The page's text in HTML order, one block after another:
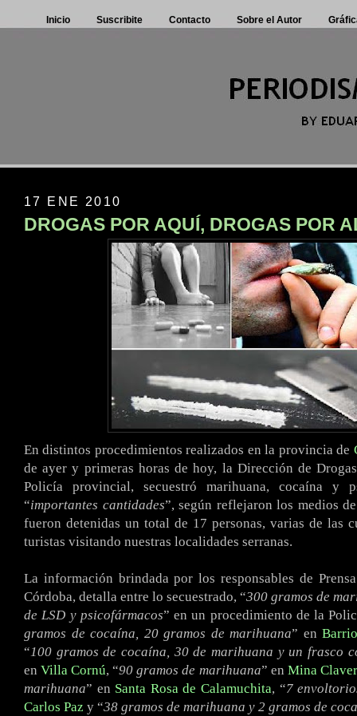
Inicio Suscribite Contacto Sobre el Autor
17 ENE 2010
DROGAS POR AQUÍ, DROGAS POR
En distintos procedimientos realizados en la provincia de
de ayer y primeras horas de hoy, la Dirección de
Policía provincial, secuestró marihuana, cocaína y
“importantes cantidades”, según reflejaron los medios
fueron detenidas un total de 17 personas, varias de las
turistas visitando nuestras localidades serranas.
La información brindada por los responsables de
Córdoba, detalla entre lo secuestrado, “300 gramos de
de LSD y psicofármacos” en un procedimiento de la
gramos de cocaína, 20 gramos de marihuana” en
“100 gramos de cocaína, 30 de marihuana y un frasco
enVilla Cornú, “90 gramos de marihuana” en Mina
marihuana” en Santa Rosa de Calamuchita, “7
Carlos Paz y “38 gramos de marihuana y 2 gramos de